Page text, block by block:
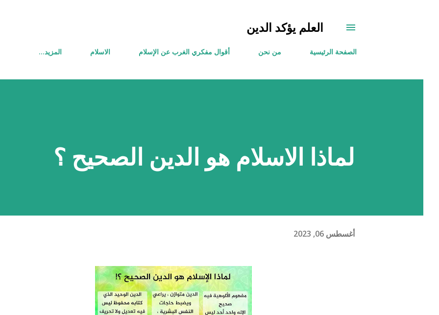
العلم يؤكد الدين
الصفحة الرئيسية من نحن أقوال مفكري الغرب عن الإسلام الاسلام ‏المزيد…
لماذا الاسلام هو الدين الصحيح ؟
أغسطس 06, 2023